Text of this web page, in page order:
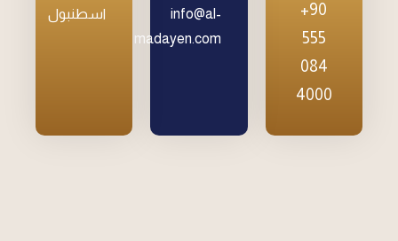
+90
555
084
4000
info@al-
madayen.com
اسطنبول